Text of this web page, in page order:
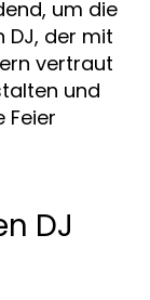
um die
DJ, der mit
vertraut
und
Feier
DJ